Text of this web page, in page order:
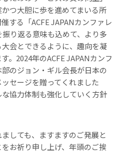
つ大胆に歩を進めてまいる所
する「ACFE JAPANカンファレ
り返る意味も込めて、より多
会とできるように、趣向を凝
。2024年のACFE JAPANカンフ
のジョン・ギル会長が日本の
セージを贈ってくれました
協力体制も強化していく方針
しても、ますますのご発展と
お祈り申し上げ、年頭のご挨